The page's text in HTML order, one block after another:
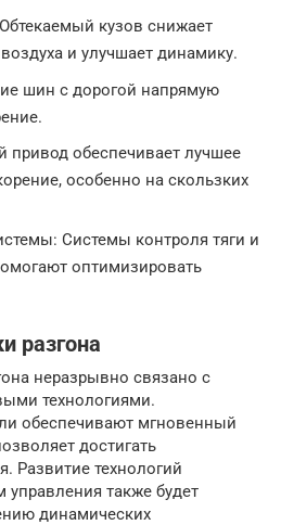
кузов снижает
и улучшает динамику.
шин с дорогой напрямую
обеспечивает лучшее
особенно на скользких
Системы контроля тяги и
оптимизировать
разгона
неразрывно связано с
технологиями.
обеспечивают мгновенный
достигать
Развитие технологий
управления также будет
динамических